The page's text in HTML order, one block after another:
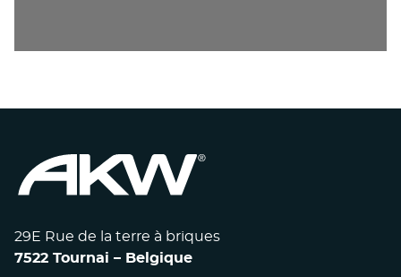
29E Rue de la terre à briques
7522 Tournai – Belgique